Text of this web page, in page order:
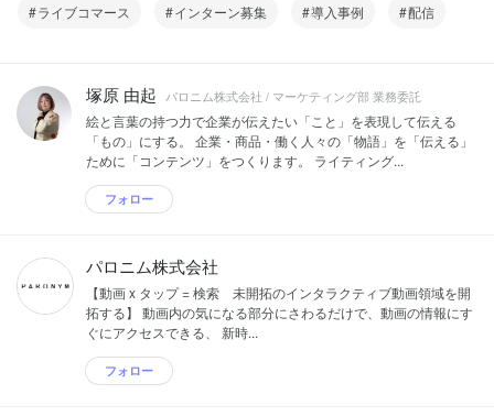
ライブコマース インターン募集 導入事例 配信
塚原 由起 パロニム株式会社 / マーケティング部 業務委託
絵と言葉の持つ力で企業が伝えたい「こと」を表現して伝える
「もの」にする。 企業・商品・働く人々の「物語」を「伝える」
ために「コンテンツ」をつくります。 ライティング...
フォロー
パロニム株式会社
【動画 x タップ = 検索 未開拓のインタラクティブ動画領域を開
拓する】 動画内の気になる部分にさわるだけで、動画の情報にす
ぐにアクセスできる、 新時...
フォロー